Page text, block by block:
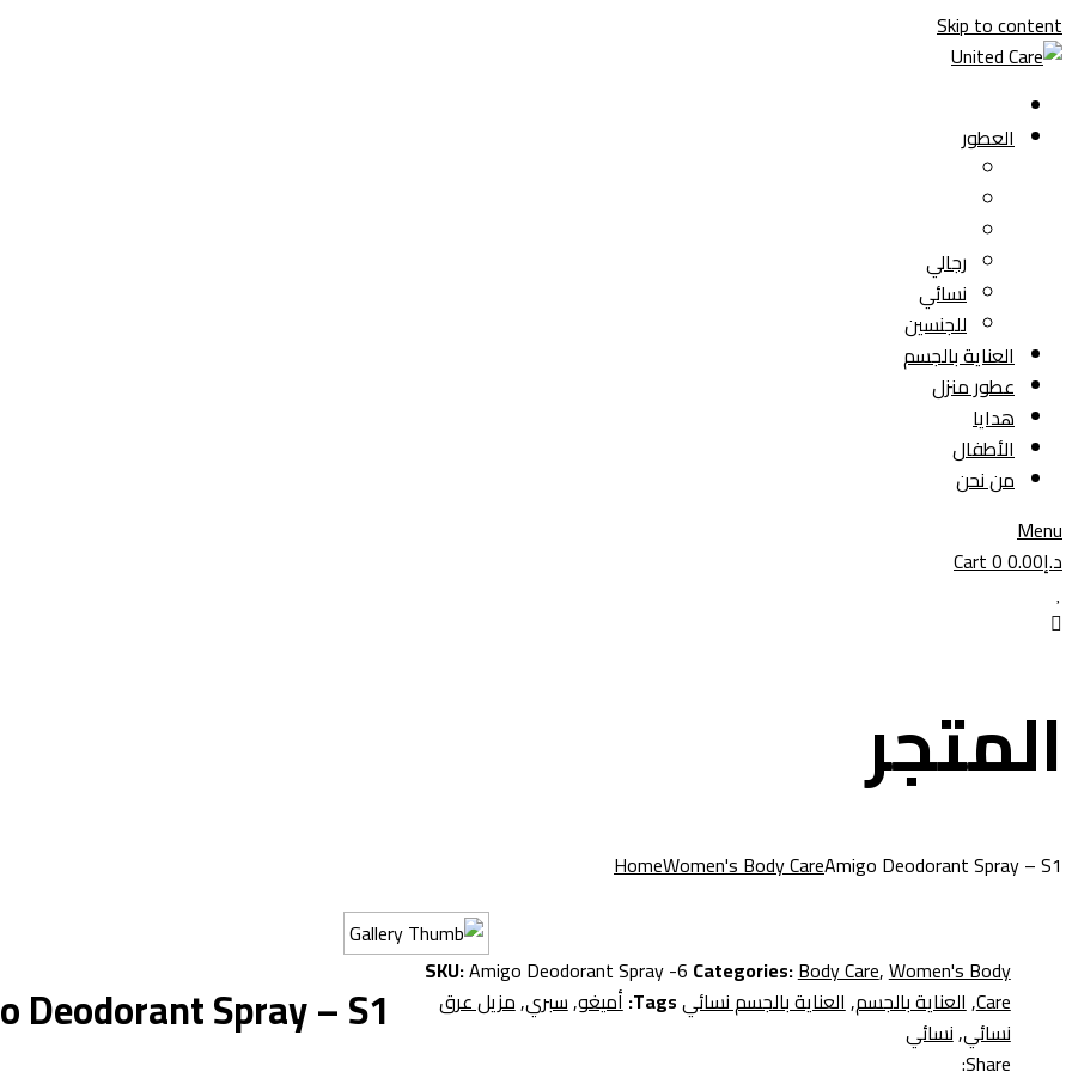
Skip to content
العطور
رجالي
نسائي
للجنسين
العناية بالجسم
عطور منزل
هدايا
الأطفال
من نحن
Menu
د.إ0.00
0
Cart
المتجر
HomeWomen's Body CareAmigo Deodorant Spray – S1
Deodorant Spray – S1
SKU:Amigo Deodorant Spray -6 Categories:Body Care,Women's Body
Care
,العناية بالجسم,العناية بالجسم نسائيTags: أميغو,سبري,مزيل عرق
نسائي,نسائي
Share: